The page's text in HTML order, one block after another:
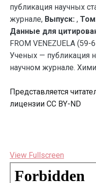
публикация научных
журнале, Выпуск: ,
Данные для
FROM VENEZUELA
Ученых — публикация
научном журнале.
Представляется
лицензии CC BY-ND
View Fullscreen
Перейти